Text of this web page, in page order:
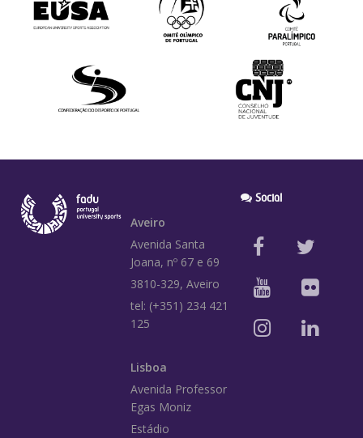
Aveiro
Avenida Santa
Joana, nº 67 e 69
3810-329, Aveiro
tel: (+351) 234 421
125
Lisboa
Avenida Professor
Egas Moniz
Estádio
Social